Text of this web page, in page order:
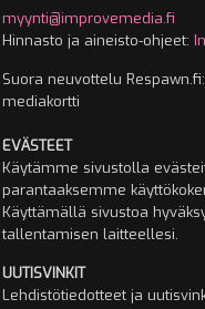
myynti@improvemedia.fi
Hinnasto ja aineisto-ohjeet:
Suora neuvottelu
mediakortti
EVÄSTEET
Käytämme sivustolla
parantaaksemme
Käyttämällä sivustoa
tallentamisen laitteellesi.
UUTISVINKIT
Lehdistötiedotteet ja